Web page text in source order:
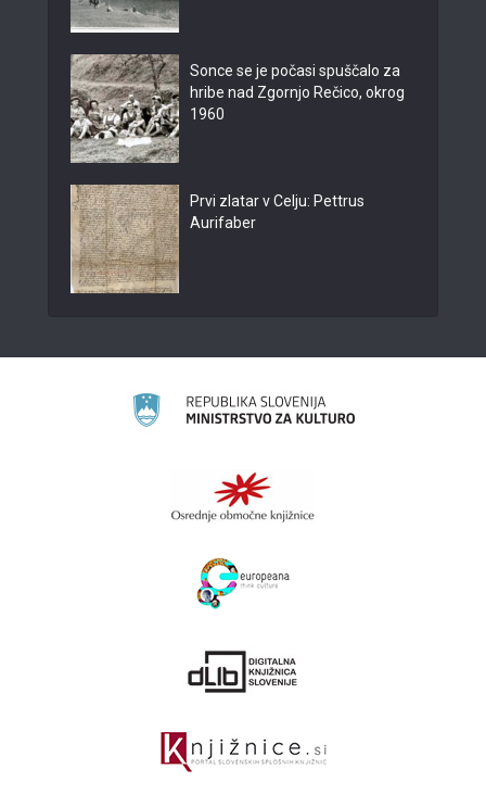
Sonce se je počasi spuščalo za
hribe nad Zgornjo Rečico, okrog
1960
Prvi zlatar v Celju: Pettrus
Aurifaber